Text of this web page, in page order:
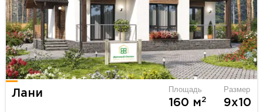
Лани Площадь
160 м2
Размер
9х10